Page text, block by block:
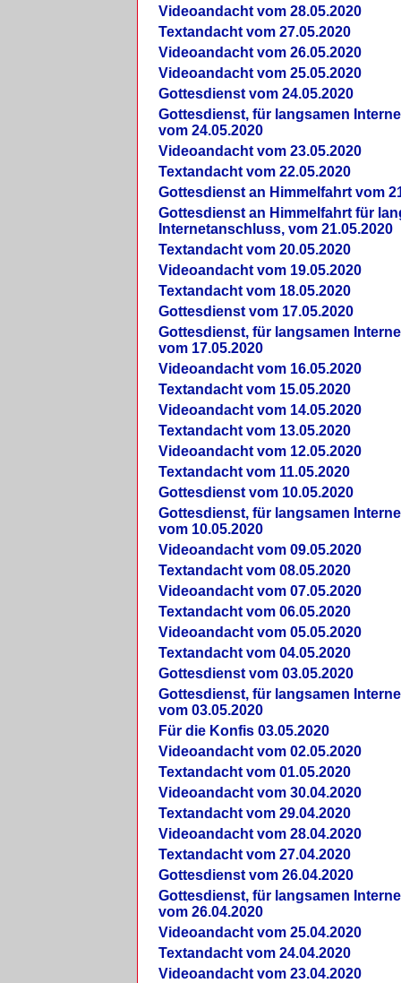
Videoandacht vom 28.05.2020
Textandacht vom 27.05.2020
Videoandacht vom 26.05.2020
Videoandacht vom 25.05.2020
Gottesdienst vom 24.05.2020
Gottesdienst, für langsamen
vom 24.05.2020
Videoandacht vom 23.05.2020
Textandacht vom 22.05.2020
Gottesdienst an Himmelfahrt vom
Gottesdienst an Himmelfahrt für
Internetanschluss, vom 21.05.2020
Textandacht vom 20.05.2020
Videoandacht vom 19.05.2020
Textandacht vom 18.05.2020
Gottesdienst vom 17.05.2020
Gottesdienst, für langsamen
vom 17.05.2020
Videoandacht vom 16.05.2020
Textandacht vom 15.05.2020
Videoandacht vom 14.05.2020
Textandacht vom 13.05.2020
Videoandacht vom 12.05.2020
Textandacht vom 11.05.2020
Gottesdienst vom 10.05.2020
Gottesdienst, für langsamen
vom 10.05.2020
Videoandacht vom 09.05.2020
Textandacht vom 08.05.2020
Videoandacht vom 07.05.2020
Textandacht vom 06.05.2020
Videoandacht vom 05.05.2020
Textandacht vom 04.05.2020
Gottesdienst vom 03.05.2020
Gottesdienst, für langsamen
vom 03.05.2020
Für die Konfis 03.05.2020
Videoandacht vom 02.05.2020
Textandacht vom 01.05.2020
Videoandacht vom 30.04.2020
Textandacht vom 29.04.2020
Videoandacht vom 28.04.2020
Textandacht vom 27.04.2020
Gottesdienst vom 26.04.2020
Gottesdienst, für langsamen
vom 26.04.2020
Videoandacht vom 25.04.2020
Textandacht vom 24.04.2020
Videoandacht vom 23.04.2020